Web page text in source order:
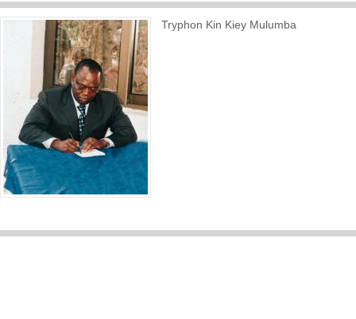
Tryphon Kin Kiey Mulumba